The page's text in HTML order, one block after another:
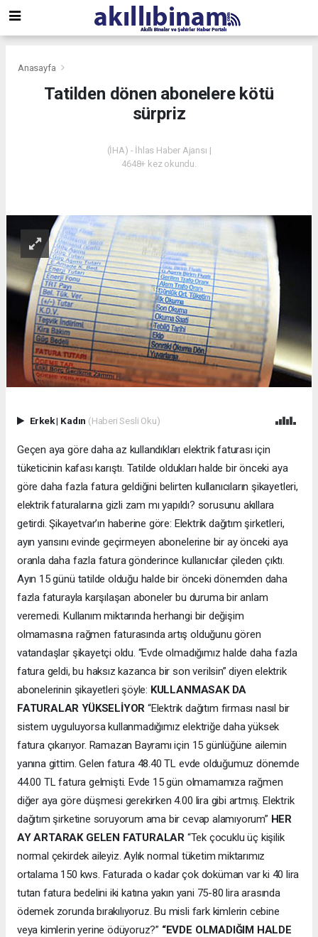
Anasayfa
Tatilden dönen abonelere kötü
sürpriz
(İHA) - İhlas Haber Ajansı |
4648+ kez okundu.
Erkek| Kadın (Haberi Sesli Oku)
Geçen aya göre daha az kullandıkları elektrik faturası için
tüketicinin kafası karıştı. Tatilde oldukları halde bir önceki aya
göre daha fazla fatura geldiğini belirten kullanıcıların şikayetleri,
elektrik faturalarına gizli zam mı yapıldı? sorusunu akıllara
getirdi. Şikayetvar’ın haberine göre: Elektrik dağıtım şirketleri,
ayın yarısını evinde geçirmeyen abonelerine bir ay önceki aya
oranla daha fazla fatura gönderince kullanıcılar çileden çıktı.
Ayın 15 günü tatilde olduğu halde bir önceki dönemden daha
fazla faturayla karşılaşan aboneler bu duruma bir anlam
veremedi. Kullanım miktarında herhangi bir değişim
olmamasına rağmen faturasında artış olduğunu gören
vatandaşlar şikayetçi oldu. “Evde olmadığımız halde daha fazla
fatura geldi, bu haksız kazanca bir son verilsin” diyen elektrik
abonelerinin şikayetleri şöyle: KULLANMASAK DA
FATURALAR YÜKSELİYOR “Elektrik dağıtım firması nasıl bir
sistem uyguluyorsa kullanmadığımız elektriğe daha yüksek
fatura çıkarıyor. Ramazan Bayramı için 15 günlüğüne ailemin
yanına gittim. Gelen fatura 48.40 TL evde olduğumuz dönemde
44.00 TL fatura gelmişti. Evde 15 gün olmamamıza rağmen
diğer aya göre düşmesi gerekirken 4.00 lira gibi artmış. Elektrik
dağıtım şirketine soruyorum ama bir cevap alamıyorum” HER
AY ARTARAK GELEN FATURALAR “Tek çocuklu üç kişilik
normal çekirdek aileyiz. Aylık normal tüketim miktarımız
ortalama 150 kws. Faturada o kadar çok doküman var ki 40 lira
tutan fatura bedelini iki katına yakın yani 75-80 lira arasında
ödemek zorunda bırakılıyoruz. Bu misli fark kimlerin cebine
veya kimlerin yerine ödüyoruz?” “EVDE OLMADIĞIM HALDE